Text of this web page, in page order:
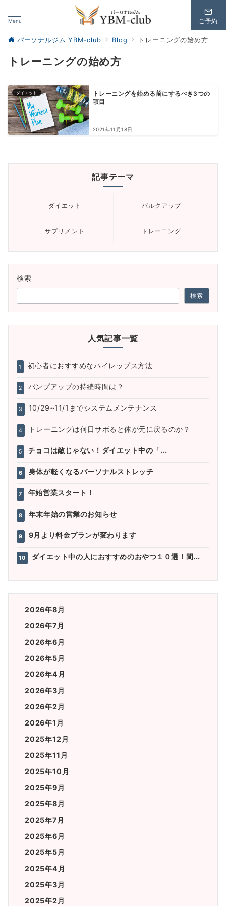
Menu ご予約
パーソナルジム YBM-club Blog トレーニングの始め方
トレーニングの始め方
ダイエット
トレーニングを始める前にするべき3つの
項目
2021年11月18日
記事テーマ
ダイエット バルクアップ
サプリメント トレーニング
検索
検索
人気記事一覧
1 初心者におすすめなハイレップス方法
2 パンプアップの持続時間は？
3 10/29~11/1までシステムメンテナンス
4 トレーニングは何日サボると体が元に戻るのか？
5 チョコは敵じゃない！ダイエット中の「...
6 身体が軽くなるパーソナルストレッチ
7 年始営業スタート！
8 年末年始の営業のお知らせ
9 9月より料金プランが変わります
10 ダイエット中の人におすすめのおやつ１０選！間...
2026年8月
2026年7月
2026年6月
2026年5月
2026年4月
2026年3月
2026年2月
2026年1月
2025年12月
2025年11月
2025年10月
2025年9月
2025年8月
2025年7月
2025年6月
2025年5月
2025年4月
2025年3月
2025年2月